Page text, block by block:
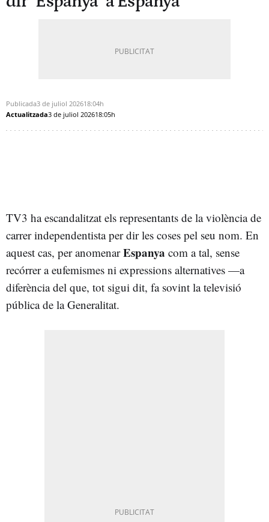
Publicada3 de juliol 202618:04h
Actualitzada3 de juliol 202618:05h
TV3 ha escandalitzat els representants de la violència de
carrer independentista per dir les coses pel seu nom. En
aquest cas, per anomenarEspanya com a tal, sense
recórrer a eufemismes ni expressions alternatives —a
diferència del que, tot sigui dit, fa sovint la televisió
pública de la Generalitat.